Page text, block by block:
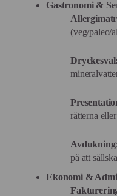
Gastronomi &
(veg/paleo/
Dryckesval:
rätterna
på att
Ekonomi &